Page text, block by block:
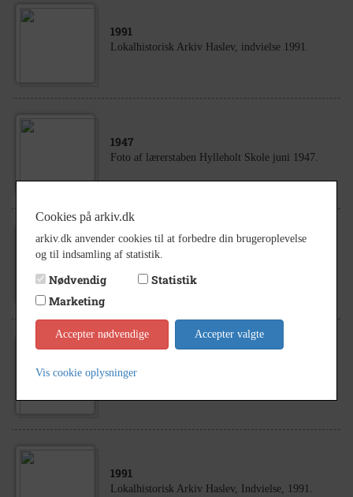
1991
Lokalhistorisk Arkiv Haslev, indvielse 1991.
1947
Foto af lærerstaben Hylleholt Skole juni 1947.
1954
Konfirmandhold i Hylleholt sogn, Faxe
Ladeplads. 1954.
Haslev Lokalarkiv
1991
Lokalhistorisk Arkiv Haslev, Indvielse, 1991.
Cookies på arkiv.dk
arkiv.dk anvender cookies til at forbedre din brugeroplevelse
og til indsamling af statistik.
Nødvendig
Statistik
Marketing
Accepter nødvendige Accepter valgte
Vis cookie oplysninger